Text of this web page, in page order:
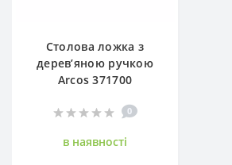
Столова ложка з
дерев’яною ручкою
Arcos 371700
0
в наявностi